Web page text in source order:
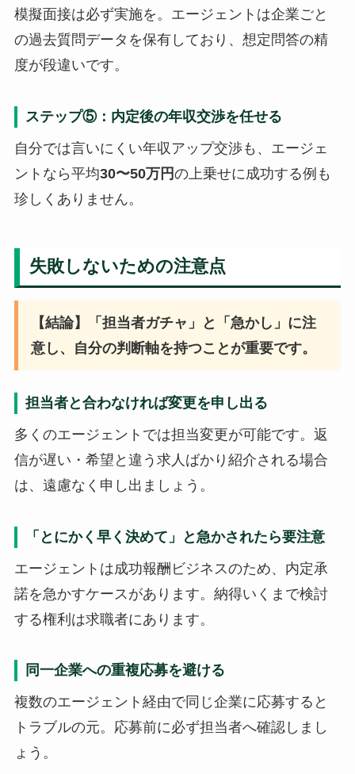
模擬面接は必ず実施を。エージェントは企業ごと
の過去質問データを保有しており、想定問答の精
度が段違いです。
ステップ⑤：内定後の年収交渉を任せる
自分では言いにくい年収アップ交渉も、エージェ
ントなら平均30〜50万円の上乗せに成功する例も
珍しくありません。
失敗しないための注意点
【結論】「担当者ガチャ」と「急かし」に注
意し、自分の判断軸を持つことが重要です。
担当者と合わなければ変更を申し出る
多くのエージェントでは担当変更が可能です。返
信が遅い・希望と違う求人ばかり紹介される場合
は、遠慮なく申し出ましょう。
「とにかく早く決めて」と急かされたら要注意
エージェントは成功報酬ビジネスのため、内定承
諾を急かすケースがあります。納得いくまで検討
する権利は求職者にあります。
同一企業への重複応募を避ける
複数のエージェント経由で同じ企業に応募すると
トラブルの元。応募前に必ず担当者へ確認しまし
ょう。